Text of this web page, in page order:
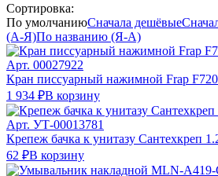
Сортировка:
По умолчаниюСначала дешёвые
(А-Я)По названию (Я-А)
Арт. 00027922
Кран писсуарный нажимной Frap
1 934 ₽В корзину
Арт. УТ-00013781
Крепеж бачка к унитазу Сантехкреп
62 ₽В корзину